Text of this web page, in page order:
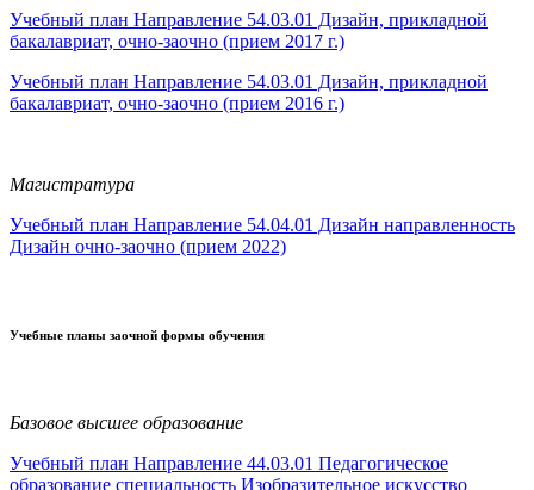
Учебный план Направление 54.03.01 Дизайн, прикладной
бакалавриат, очно-заочно (прием 2017 г.)
Учебный план Направление 54.03.01 Дизайн, прикладной
бакалавриат, очно-заочно (прием 2016 г.)
Магистратура
Учебный план Направление 54.04.01 Дизайн направленность
Дизайн очно-заочно (прием 2022)
Учебные планы заочной формы обучения
Базовое высшее образование
Учебный план Направление 44.03.01 Педагогическое
образование специальность Изобразительное искусство